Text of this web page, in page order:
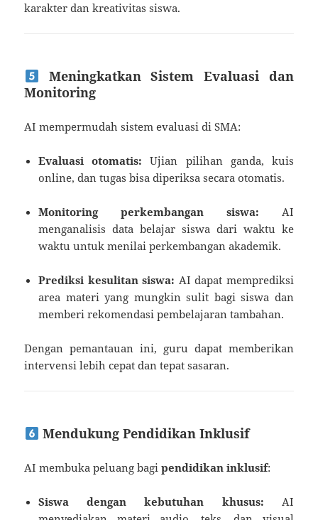
karakter dan kreativitas siswa.
Meningkatkan Sistem Evaluasi dan
Monitoring
AI mempermudah sistem evaluasi di SMA:
Evaluasi otomatis: Ujian pilihan ganda, kuis
online, dan tugas bisa diperiksa secara otomatis.
Monitoring perkembangan siswa: AI
menganalisis data belajar siswa dari waktu ke
waktu untuk menilai perkembangan akademik.
Prediksi kesulitan siswa: AI dapat memprediksi
area materi yang mungkin sulit bagi siswa dan
memberi rekomendasi pembelajaran tambahan.
Dengan pemantauan ini, guru dapat memberikan
intervensi lebih cepat dan tepat sasaran.
Mendukung Pendidikan Inklusif
AI membuka peluang bagipendidikan inklusif:
Siswa dengan kebutuhan khusus: AI